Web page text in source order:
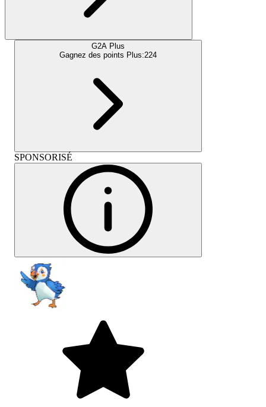
G2A Plus
Gagnez des points Plus:224
SPONSORISÉ